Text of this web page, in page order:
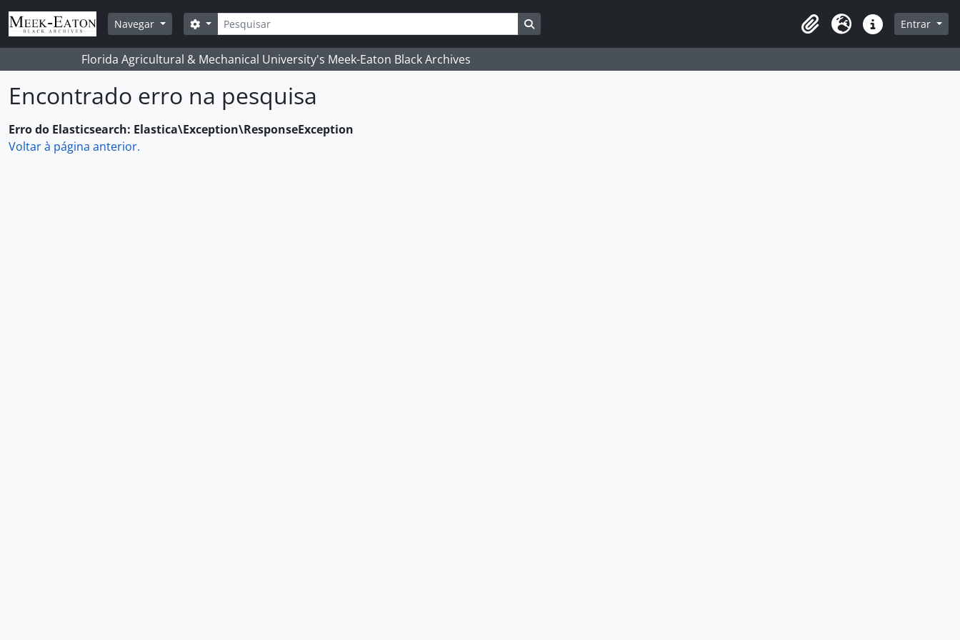
Skip to main content
Navegar
Pesquisar
Opções de busca
Área de transferência
Idioma Ligações rápidas
Entrar
Florida Agricultural & Mechanical University's Meek-Eaton Black Archives
Encontrado erro na pesquisa
Erro do Elasticsearch: Elastica\Exception\ResponseException
Voltar à página anterior.